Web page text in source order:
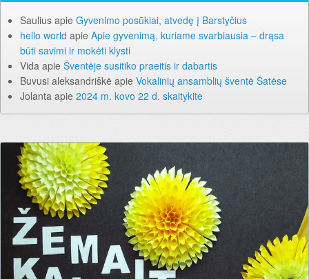
Saulius apie Gyvenimo posūkiai, atvedę į Barstyčius
hello world apie Apie gyvenimą, kuriame svarbiausia – drąsa
būti savimi ir mokėti klysti
Vida apie Šventėje susitiko praeitis ir dabartis
Buvusi aleksandriškė apie Vokalinių ansamblių šventė Šatėse
Jolanta apie 2024 m. kovo 22 d. skaitykite